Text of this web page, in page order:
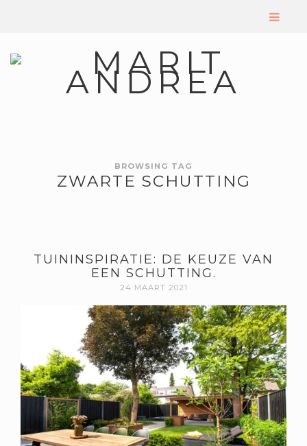
BROWSING TAG
ZWARTE SCHUTTING
TUININSPIRATIE: DE KEUZE VAN
EEN SCHUTTING.
24 MAART 2021